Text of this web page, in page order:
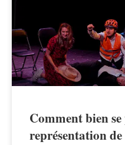
Comment bien
représentation de